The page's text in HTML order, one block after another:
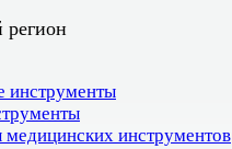
регион
инструменты
инструментов